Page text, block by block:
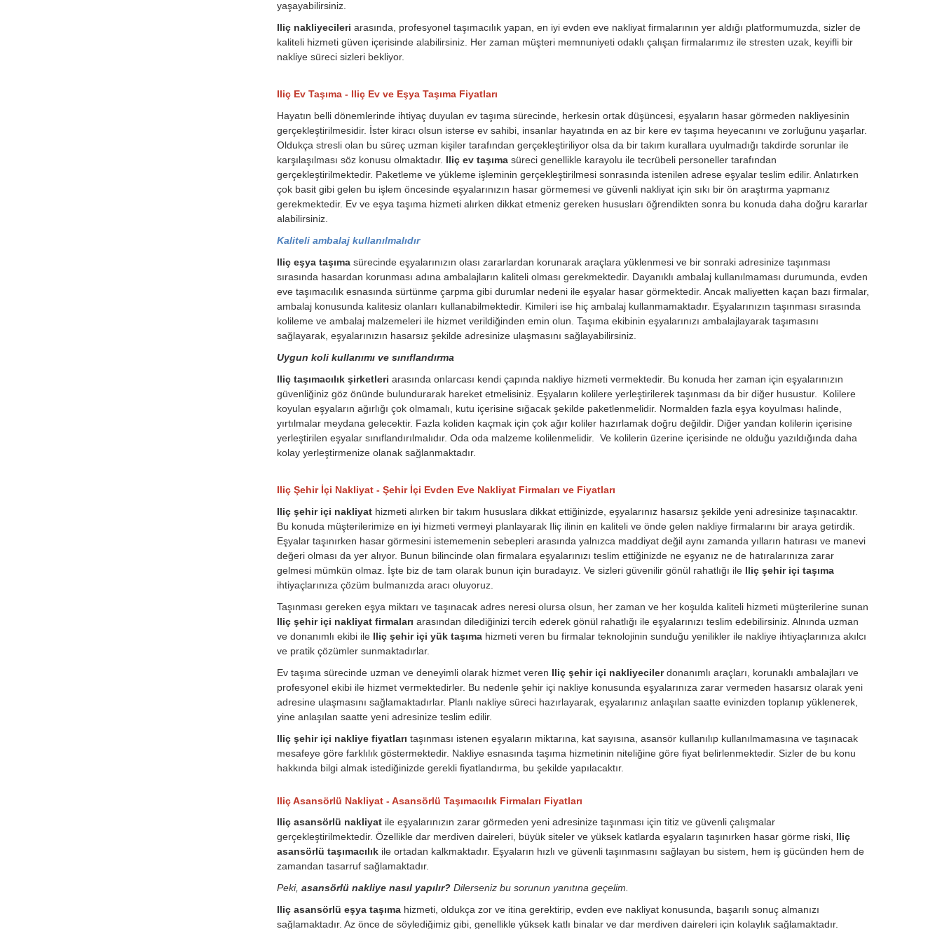
yaşayabilirsiniz.
Iliç nakliyecileri arasında, profesyonel taşımacılık yapan, en iyi evden eve nakliyat firmalarının yer aldığı platformumuzda, sizler de
kaliteli hizmeti güven içerisinde alabilirsiniz. Her zaman müşteri memnuniyeti odaklı çalışan firmalarımız ile stresten uzak, keyifli bir
nakliye süreci sizleri bekliyor.
Iliç Ev Taşıma - Iliç Ev ve Eşya Taşıma Fiyatları
Hayatın belli dönemlerinde ihtiyaç duyulan ev taşıma sürecinde, herkesin ortak düşüncesi, eşyaların hasar görmeden nakliyesinin
gerçekleştirilmesidir. İster kiracı olsun isterse ev sahibi, insanlar hayatında en az bir kere ev taşıma heyecanını ve zorluğunu yaşarlar.
Oldukça stresli olan bu süreç uzman kişiler tarafından gerçekleştiriliyor olsa da bir takım kurallara uyulmadığı takdirde sorunlar ile
karşılaşılması söz konusu olmaktadır. Iliç ev taşımasüreci genellikle karayolu ile tecrübeli personeller tarafından
gerçekleştirilmektedir. Paketleme ve yükleme işleminin gerçekleştirilmesi sonrasında istenilen adrese eşyalar teslim edilir. Anlatırken
çok basit gibi gelen bu işlem öncesinde eşyalarınızın hasar görmemesi ve güvenli nakliyat için sıkı bir ön araştırma yapmanız
gerekmektedir. Ev ve eşya taşıma hizmeti alırken dikkat etmeniz gereken hususları öğrendikten sonra bu konuda daha doğru kararlar
alabilirsiniz.
Kaliteli ambalaj kullanılmalıdır
Iliç eşya taşımasürecinde eşyalarınızın olası zararlardan korunarak araçlara yüklenmesi ve bir sonraki adresinize taşınması
sırasında hasardan korunması adına ambalajların kaliteli olması gerekmektedir. Dayanıklı ambalaj kullanılmaması durumunda, evden
eve taşımacılık esnasında sürtünme çarpma gibi durumlar nedeni ile eşyalar hasar görmektedir. Ancak maliyetten kaçan bazı firmalar,
ambalaj konusunda kalitesiz olanları kullanabilmektedir. Kimileri ise hiç ambalaj kullanmamaktadır. Eşyalarınızın taşınması sırasında
kolileme ve ambalaj malzemeleri ile hizmet verildiğinden emin olun. Taşıma ekibinin eşyalarınızı ambalajlayarak taşımasını
sağlayarak, eşyalarınızın hasarsız şekilde adresinize ulaşmasını sağlayabilirsiniz.
Uygun koli kullanımı ve sınıflandırma
Iliç taşımacılık şirketleri arasında onlarcası kendi çapında nakliye hizmeti vermektedir. Bu konuda her zaman için eşyalarınızın
güvenliğiniz göz önünde bulundurarak hareket etmelisiniz. Eşyaların kolilere yerleştirilerek taşınması da bir diğer husustur. Kolilere
koyulan eşyaların ağırlığı çok olmamalı, kutu içerisine sığacak şekilde paketlenmelidir. Normalden fazla eşya koyulması halinde,
yırtılmalar meydana gelecektir. Fazla koliden kaçmak için çok ağır koliler hazırlamak doğru değildir. Diğer yandan kolilerin içerisine
yerleştirilen eşyalar sınıflandırılmalıdır. Oda oda malzeme kolilenmelidir. Ve kolilerin üzerine içerisinde ne olduğu yazıldığında daha
kolay yerleştirmenize olanak sağlanmaktadır.
Iliç Şehir İçi Nakliyat - Şehir İçi Evden Eve Nakliyat Firmaları ve Fiyatları
Iliç şehir içi nakliyat hizmeti alırken bir takım hususlara dikkat ettiğinizde, eşyalarınız hasarsız şekilde yeni adresinize taşınacaktır.
Bu konuda müşterilerimize en iyi hizmeti vermeyi planlayarak Iliç ilinin en kaliteli ve önde gelen nakliye firmalarını bir araya getirdik.
Eşyalar taşınırken hasar görmesini istememenin sebepleri arasında yalnızca maddiyat değil aynı zamanda yılların hatırası ve manevi
değeri olması da yer alıyor. Bunun bilincinde olan firmalara eşyalarınızı teslim ettiğinizde ne eşyanız ne de hatıralarınıza zarar
gelmesi mümkün olmaz. İşte biz de tam olarak bunun için buradayız. Ve sizleri güvenilir gönül rahatlığı ile Iliç şehir içi taşıma
ihtiyaçlarınıza çözüm bulmanızda aracı oluyoruz.
Taşınması gereken eşya miktarı ve taşınacak adres neresi olursa olsun, her zaman ve her koşulda kaliteli hizmeti müşterilerine sunan
Iliç şehir içi nakliyat firmaları arasından dilediğinizi tercih ederek gönül rahatlığı ile eşyalarınızı teslim edebilirsiniz. Alnında uzman
ve donanımlı ekibi ile Iliç şehir içi yük taşımahizmeti veren bu firmalar teknolojinin sunduğu yenilikler ile nakliye ihtiyaçlarınıza akılcı
ve pratik çözümler sunmaktadırlar.
Ev taşıma sürecinde uzman ve deneyimli olarak hizmet veren Iliç şehir içi nakliyecilerdonanımlı araçları, korunaklı ambalajları ve
profesyonel ekibi ile hizmet vermektedirler. Bu nedenle şehir içi nakliye konusunda eşyalarınıza zarar vermeden hasarsız olarak yeni
adresine ulaşmasını sağlamaktadırlar. Planlı nakliye süreci hazırlayarak, eşyalarınız anlaşılan saatte evinizden toplanıp yüklenerek,
yine anlaşılan saatte yeni adresinize teslim edilir.
Iliç şehir içi nakliye fiyatları taşınması istenen eşyaların miktarına, kat sayısına, asansör kullanılıp kullanılmamasına ve taşınacak
mesafeye göre farklılık göstermektedir. Nakliye esnasında taşıma hizmetinin niteliğine göre fiyat belirlenmektedir. Sizler de bu konu
hakkında bilgi almak istediğinizde gerekli fiyatlandırma, bu şekilde yapılacaktır.
Iliç Asansörlü Nakliyat - Asansörlü Taşımacılık Firmaları Fiyatları
Iliç asansörlü nakliyat ile eşyalarınızın zarar görmeden yeni adresinize taşınması için titiz ve güvenli çalışmalar
gerçekleştirilmektedir. Özellikle dar merdiven daireleri, büyük siteler ve yüksek katlarda eşyaların taşınırken hasar görme riski, Iliç
asansörlü taşımacılıkile ortadan kalkmaktadır. Eşyaların hızlı ve güvenli taşınmasını sağlayan bu sistem, hem iş gücünden hem de
zamandan tasarruf sağlamaktadır.
Peki, asansörlü nakliye nasıl yapılır? Dilerseniz bu sorunun yanıtına geçelim.
Iliç asansörlü eşya taşıma hizmeti, oldukça zor ve itina gerektirip, evden eve nakliyat konusunda, başarılı sonuç almanızı
sağlamaktadır. Az önce de söylediğimiz gibi, genellikle yüksek katlı binalar ve dar merdiven daireleri için kolaylık sağlamaktadır.